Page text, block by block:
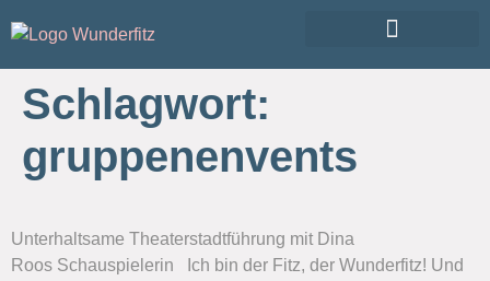
Schlagwort:
gruppenenvents
Unterhaltsame Theaterstadtführung mit Dina
Roos Schauspielerin Ich bin der Fitz, der Wunderfitz! Und